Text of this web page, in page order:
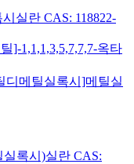
실란 CAS: 118822-
]-1,1,1,3,5,7,7,7-옥타
디메틸실록시]메틸실
록시)실란 CAS: